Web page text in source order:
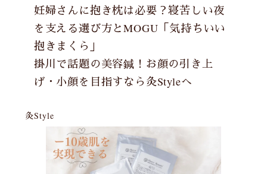
妊婦さんに抱き枕は必要？寝苦しい夜
を支える選び方とMOGU「気持ちいい
抱きまくら」
掛川で話題の美容鍼！お顔の引き上
げ・小顔を目指すなら灸Styleへ
灸Style